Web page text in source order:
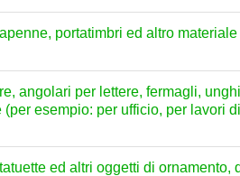
portatimbri ed altro
angolari per lettere, fermagli,
esempio: per ufficio, per lavori
ed altri oggetti di ornamento,